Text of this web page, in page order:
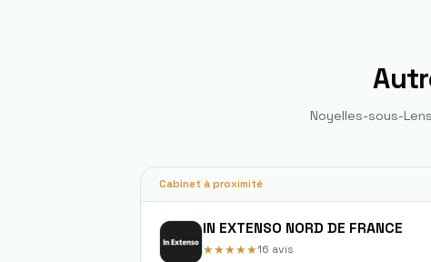
Noyelles-sous-Lens
Cabinet à proximité
IN EXTENSO NORD DE FRANCE
★★★★★16 avis